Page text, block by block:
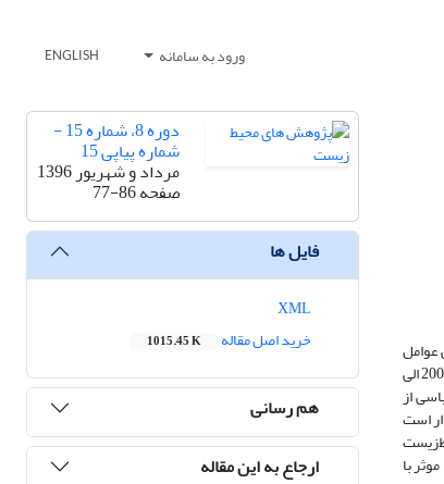
ورود به سامانه ENGLISH
موثر بر این پدیده، با رویکرد اقتصاد سیاسی به بررسی تاثیر فساد و بی‌ثباتی سیاسی بر شاخص عملکرد محیط‌زیست در کشورهای منتخب خاورمیانه، شامل ایران، طی سال‌های 2002 الی
از
است
با
دوره 8، شماره 15 -
شماره پیاپی 15
مرداد و شهریور 1396
صفحه77-86
فایل ها
خرید اصل مقاله
1015.45 K
هم رسانی
ارجاع به این مقاله